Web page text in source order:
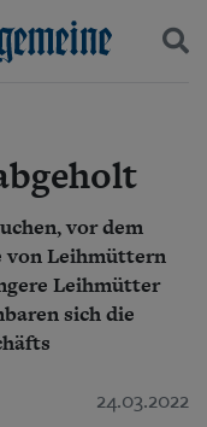
vor dem
von Leihmüttern
Leihmütter
sich die
24.03.2022